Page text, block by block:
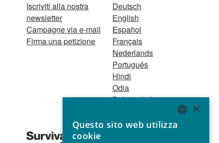
Iscriviti alla nostra
newsletter
Campagne via e-mail
Firma una petizione
Deutsch
English
Español
Français
Nederlands
Português
Hindi
Odia
Bahasa Indonesia
Registro PersoneENGLISH
×
Questo sito web utilizza
cookie